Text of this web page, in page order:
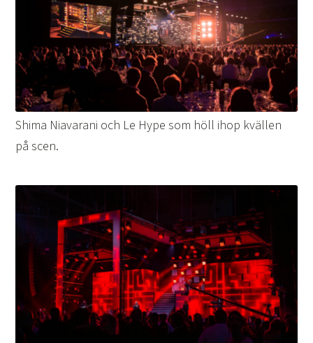
Shima Niavarani och Le Hype som höll ihop kvällen
på scen.